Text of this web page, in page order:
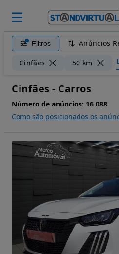
Filtros Anúncios
Cinfães 50 km
Cinfães - Carros
Número de anúncios: 16 088
Como são posicionados os